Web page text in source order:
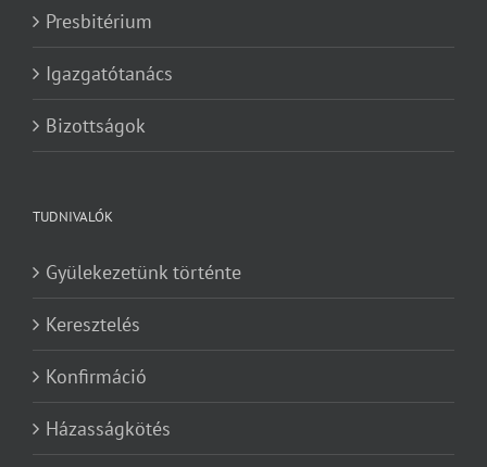
Presbitérium
Igazgatótanács
Bizottságok
TUDNIVALÓK
Gyülekezetünk történte
Keresztelés
Konfirmáció
Házasságkötés